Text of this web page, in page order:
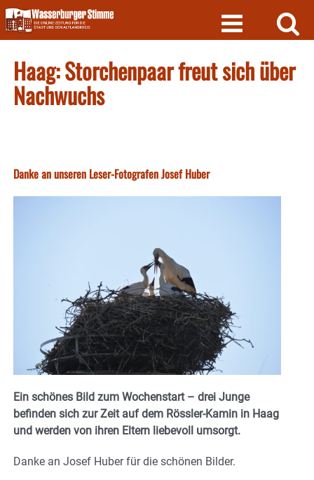
Skip
to
content
Haag: Storchenpaar freut sich über
Nachwuchs
Danke an unseren Leser-Fotografen Josef Huber
Ein schönes Bild zum Wochenstart – drei Junge
befinden sich zur Zeit auf dem Rössler-Kamin in Haag
und werden von ihren Eltern liebevoll umsorgt.
Danke an Josef Huber für die schönen Bilder.